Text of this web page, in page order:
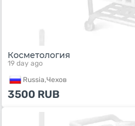
Косметология
19 day ago
Russia,Чехов
3500 RUB